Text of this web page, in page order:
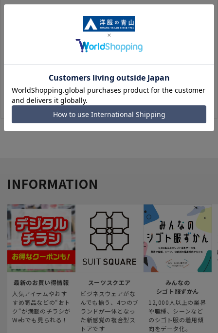
毎回のご注文時に入力いただく必要があります。
※洋服の青山オンラインストアのポイントは付与されません。
また、ゲスト購入後の会員情報統合・ポイントの付与は、対応
※購入履歴の確認、領収書の発行、キャンセル手続きはご利用
いただけません。
INFORMATION
最新のお買い得情報
人気アイテムやおす
すめ商品などの“おト
ク“が満載のチラシが
Webでも見られる！
スーツスクエア
ビジネスウェアがな
んでも揃う、4つのブ
ランドが一体となっ
た新感覚の複合型ス
トアです
みんなの
シゴト服ずかん
12,000人以上の業界
や職種、シーンなど
のシゴト服の着用傾
向をデータ化。